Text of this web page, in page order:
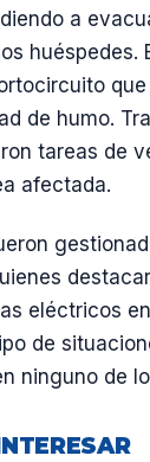
a
huéspedes.
de humo.
tareas de
afectada.
eléctricos
de
ninguno de